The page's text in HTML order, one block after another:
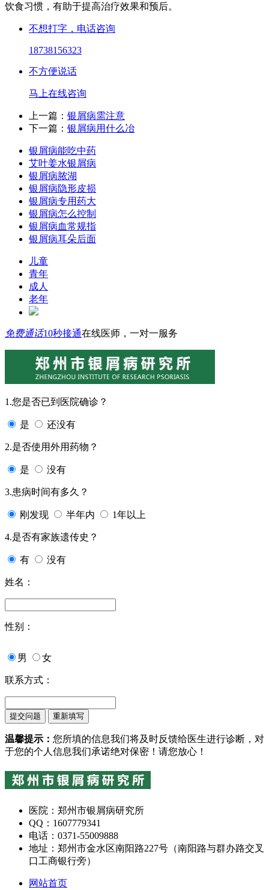
饮食习惯，有助于提高治疗效果和预后。
不想打字，电话咨询
18738156323
不方便说话
马上在线咨询
上一篇： 银屑病需注意
下一篇： 银屑病用什么冶
银屑病能吃中药
艾叶姜水银屑病
银屑病脓湖
银屑病隐形皮损
银屑病专用药大
银屑病怎么控制
银屑病血常规指
银屑病耳朵后面
儿童
青年
成人
老年
免费通话10秒接通在线医师，一对一服务
1.您是否已到医院确诊？
是 还没有
2.是否使用外用药物？
是 没有
3.患病时间有多久？
刚发现 半年内 1年以上
4.是否有家族遗传史？
有 没有
姓名：
性别：
男 女
联系方式：
温馨提示： 您所填的信息我们将及时反馈给医生进行诊断，对
于您的个人信息我们承诺绝对保密！请您放心！
医院：郑州市银屑病研究所
QQ：1607779341
电话：0371-55009888
地址：郑州市金水区南阳路227号（南阳路与群办路交叉
口工商银行旁）
网站首页